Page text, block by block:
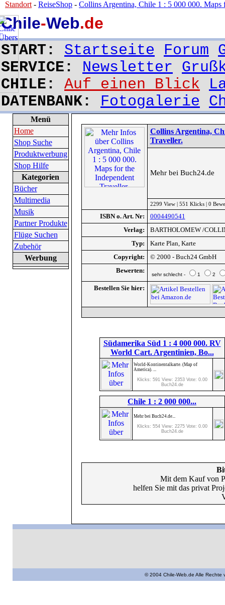
Chile-Web.de
START: Startseite Forum
SERVICE: Newsletter
CHILE: Auf einen Blick
DATENBANK: Fotogalerie
Standort - ReiseShop - Collins Argentina, Chile 1 : 5 000 000. Maps
Menü
Home
Shop Suche
Produktwerbung
Shop Hilfe
Kategorien
Bücher
Multimedia
Musik
Partner Produkte
Flüge Suchen
Zubehör
Werbung
Collins Argentina,
Traveller.
Mehr bei Buch24.de
2299 View | 551 Klicks | 0
ISBN o. Art. Nr:
0004490541
Verlag:
BARTHOLOMEW /
Typ:
Karte Plan, Karte
Copyright:
© 2000 - Buch24 GmbH
Bewerten:
sehr schlecht - 1 2
Bestellen Sie hier:
Südamerika Süd 1 : 4 000 000. RV
World Cart. Argentinien, Bo...
World-Kontinentalkarte. (Map of
America). ...
Klicks: 591 View: 2353 Vote: 0.00
Buch24.de
Chile 1 : 2 000 000...
Mehr bei Buch24.de...
Klicks: 554 View: 2275 Vote: 0.00
Buch24.de
Mit dem Kauf von
helfen Sie mit das privat
© 2004 Chile-Web.de Alle Rechte